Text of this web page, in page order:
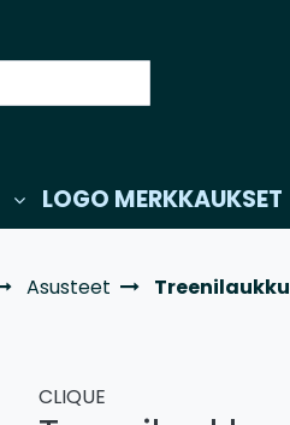
LOGO MERKKAUKSET
Asusteet
CLIQUE